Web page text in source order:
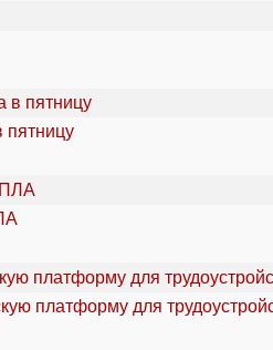
пятницу
платформу для